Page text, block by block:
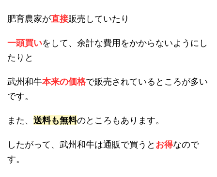
肥育農家が直接販売していたり
一頭買いをして、余計な費用をかからないようにし
たりと
武州和牛本来の価格で販売されているところが多い
です。
また、 送料も無料のところもあります。
したがって、武州和牛は通販で買うと お得なので
す。